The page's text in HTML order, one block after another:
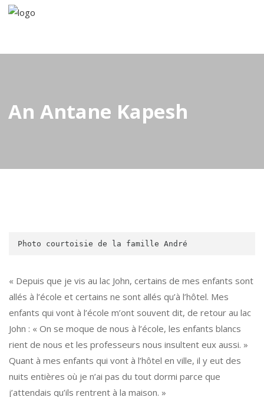
An Antane Kapesh
Photo courtoisie de la famille André
« Depuis que je vis au lac John, certains de mes enfants sont
allés à l’école et certains ne sont allés qu’à l’hôtel. Mes
enfants qui vont à l’école m’ont souvent dit, de retour au lac
John : « On se moque de nous à l’école, les enfants blancs
rient de nous et les professeurs nous insultent eux aussi. »
Quant à mes enfants qui vont à l’hôtel en ville, il y eut des
nuits entières où je n’ai pas du tout dormi parce que
j’attendais qu’ils rentrent à la maison. »